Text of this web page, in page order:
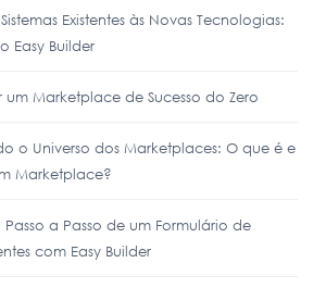
Existentes às Novas Tecnologias:
Easy Builder
Marketplace de Sucesso do Zero
o Universo dos Marketplaces: O que é e
Marketplace?
a Passo de um Formulário de
com Easy Builder